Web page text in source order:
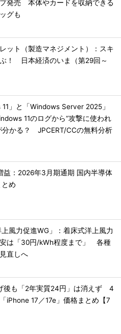
発売 本体やカードを収納できる
グも
ット（製造マネジメント）：スキ
！ 日本経済のいま（第29回～
11」と「Windows Server 2025」
11のログから“攻撃に使われ
分かる？ JPCERT/CCの無料分析
益：2026年3月期通期 国内半導体
め
風力促進WG」：着床式洋上風力
は「30円/kWh程度まで」 各種
直しへ
後も「2年実質24円」は消えず 4
iPhone 17／17e」価格まとめ【7